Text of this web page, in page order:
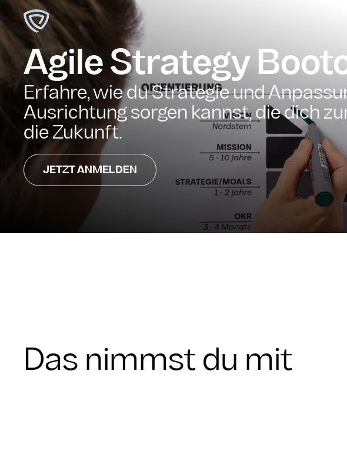
Agile Strategy
Erfahre, wie du Strategie und
Ausrichtung sorgen kannst, die dich
die Zukunft.
JETZT ANMELDEN
Das nimmst du mit